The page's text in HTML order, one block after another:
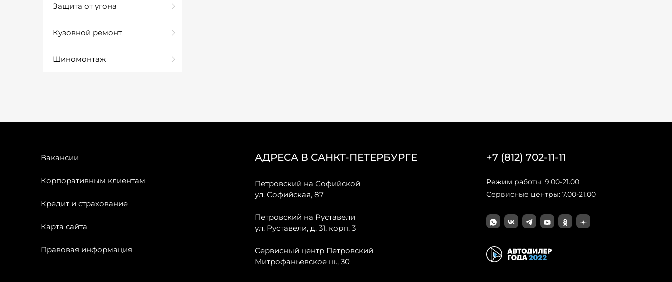
Защита от угона
Кузовной ремонт
Шиномонтаж
Вакансии
Корпоративным клиентам
Кредит и страхование
Карта сайта
Правовая информация
АДРЕСА В САНКТ-ПЕТЕРБУРГЕ
Петровский на Софийской
ул. Софийская, 87
Петровский на Руставели
ул. Руставели, д. 31, корп. 3
Сервисный центр Петровский
Митрофаньевское ш., 30
+7 (812) 702-11-11
Режим работы: 9.00-21.00
Сервисные центры: 7.00-21.00